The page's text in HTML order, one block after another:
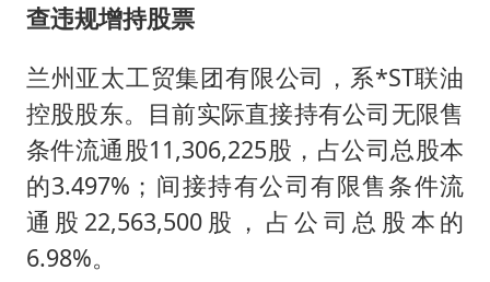
查违规增持股票
兰州亚太工贸集团有限公司，系*ST联油
控股股东。目前实际直接持有公司无限售
条件流通股11,306,225股，占公司总股本
的3.497%；间接持有公司有限售条件流
通股22,563,500股，占公司总股本的
6.98%。